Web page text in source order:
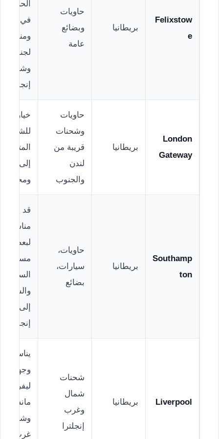
Felixstow
e
بريطانيا
حاويات
وبضائع
عامة
الحاويات
في
ومناسب
لجنوب
وشرق
إنجلترا.
London
Gateway
بريطانيا
حاويات
وشحنات
قريبة من
لندن
والجنوب
خيار مهم
للشحنات
المتجهة
إلى لندن
Southamp
ton
بريطانيا
حاويات،
سيارات،
بضائع
قد يكون
مناسبًا
لبعض
مسارات
السيارات
إلى
إنجلترا.
Liverpool بريطانيا
شحنات
شمال
وغرب
إنجلترا
يناسب
وجهات
ليفربول،
وشمال
غرب